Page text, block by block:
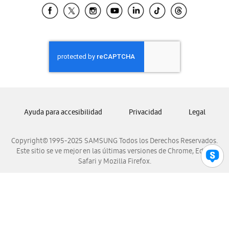
Samsung El Salvador
Samsung Honduras
Samsung Nicaragua
Samsung Panamá
Samsung Venezuela
Copyright© 1995-2025 SAMSUNG Todos los Derechos Reservados.
Este sitio se ve mejor en las últimas versiones de Chrome, Edge,
Safari y Mozilla Firefox.
Ayuda para accesibilidad Privacidad Legal